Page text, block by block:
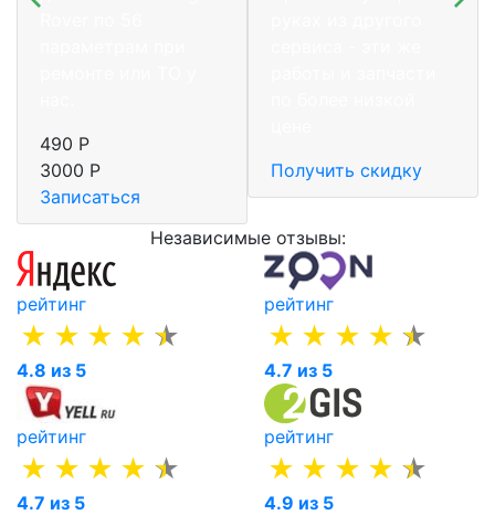
490 Р
3000 Р
Записаться
Получить скидку
Независимые отзывы:
рейтинг
4.8 из 5
рейтинг
4.7 из 5
рейтинг
4.7 из 5
рейтинг
4.9 из 5